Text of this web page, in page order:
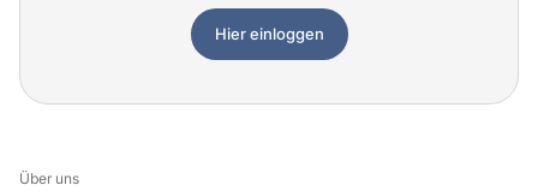
Hier einloggen
Über uns